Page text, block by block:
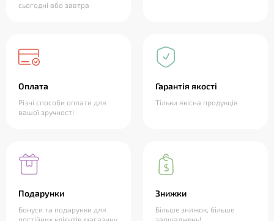
сьогодні або завтра
Оплата
Різні способи оплати для
вашої зручності
Гарантія якості
Тільки якісна продукція
Подарунки
Бонуси та подарунки для
постійних клієнтів магазину
Знижки
Більше знижок, більше
заощаджень!